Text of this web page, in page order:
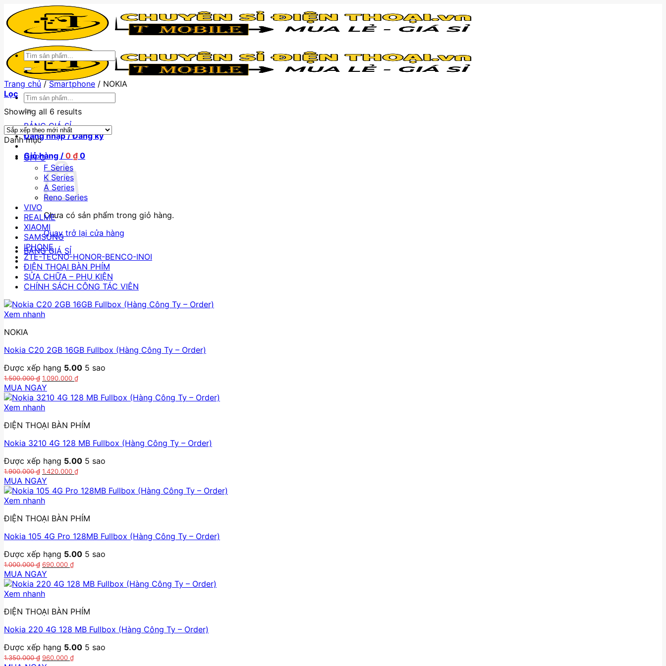
Skip
to
content
Tìm
kiếm:
BẢNG GIÁ SỈ
Đăng nhập / Đăng ký
Giỏ hàng / 0 ₫ 0
Chưa có sản phẩm trong giỏ hàng.
Quay trở lại cửa hàng
BẢNG GIÁ SỈ
Tìm
kiếm:
Trang chủ / Smartphone / NOKIA
Lọc
Showing all 6 results
Danh mục
OPPO
F Series
K Series
A Series
Reno Series
VIVO
REALME
XIAOMI
SAMSUNG
IPHONE
ZTE-TECNO-HONOR-BENCO-INOI
ĐIỆN THOẠI BÀN PHÍM
SỬA CHỮA – PHỤ KIỆN
CHÍNH SÁCH CÔNG TÁC VIÊN
Xem nhanh
NOKIA
Nokia C20 2GB 16GB Fullbox (Hàng Công Ty – Order)
Được xếp hạng 5.00 5 sao
1.500.000₫ Giá
gốc
là:
1.500.000 ₫.
1.090.000 ₫Giá
là:
MUA NGAY
Xem nhanh
ĐIỆN THOẠI BÀN PHÍM
Nokia 3210 4G 128 MB Fullbox (Hàng Công Ty – Order)
Được xếp hạng 5.00 5 sao
1.900.000₫ Giá
gốc
là:
1.900.000 ₫.
1.420.000 ₫Giá
là:
MUA NGAY
Xem nhanh
ĐIỆN THOẠI BÀN PHÍM
Nokia 105 4G Pro 128MB Fullbox (Hàng Công Ty – Order)
Được xếp hạng 5.00 5 sao
1.000.000₫ Giá
gốc
là:
1.000.000 ₫.
690.000 ₫Giá
là:
MUA NGAY
Xem nhanh
ĐIỆN THOẠI BÀN PHÍM
Nokia 220 4G 128 MB Fullbox (Hàng Công Ty – Order)
Được xếp hạng 5.00 5 sao
1.350.000₫ Giá
gốc
960.000 ₫Giá